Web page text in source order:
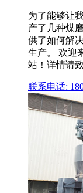
为了能够让
产了几种煤
供了如何解
生产。 欢迎
站！详情请
联系电话: